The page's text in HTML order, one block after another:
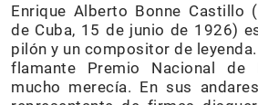
Enrique Alberto Bonne Castillo
de Cuba, 15 de junio de 1926)
pilón y un compositor de
flamante Premio Nacional de
mucho merecía. En sus